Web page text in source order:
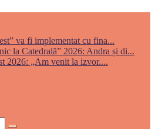
va fi implementat cu fina...
la Catedrală” 2026: Andra și di...
2026: „Am venit la izvor....